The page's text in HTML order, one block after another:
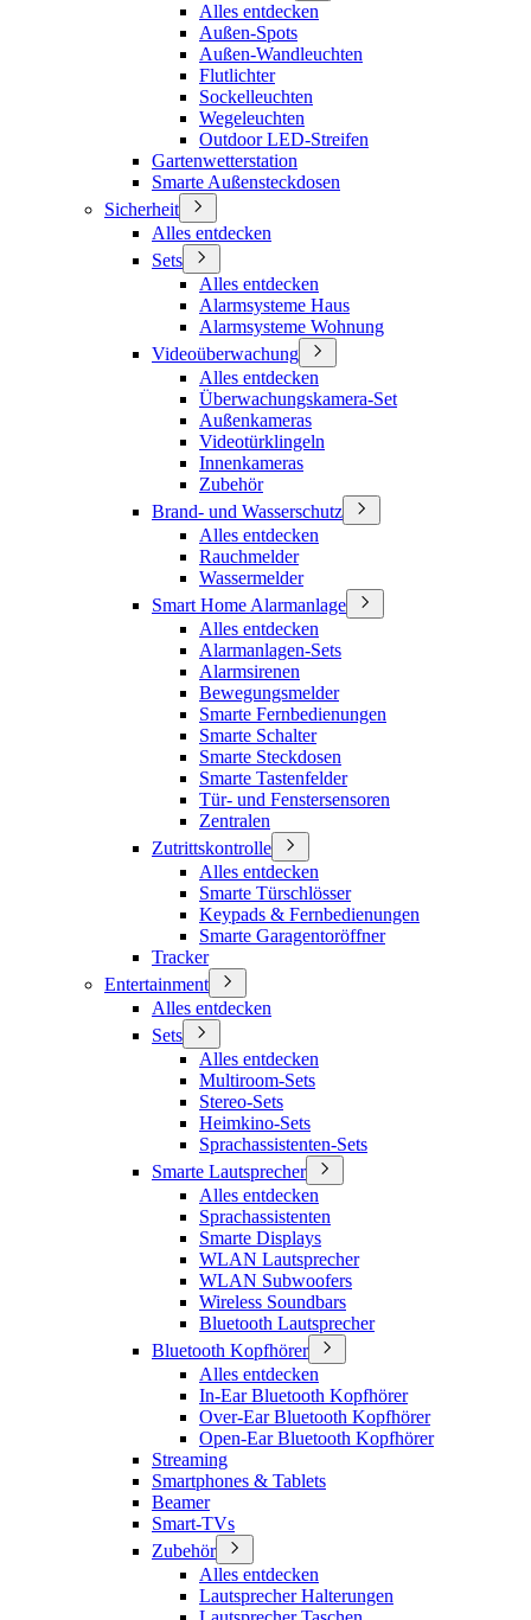
Alles entdecken
Außen-Spots
Außen-Wandleuchten
Flutlichter
Sockelleuchten
Wegeleuchten
Outdoor LED-Streifen
Gartenwetterstation
Smarte Außensteckdosen
Sicherheit
Alles entdecken
Sets
Alles entdecken
Alarmsysteme Haus
Alarmsysteme Wohnung
Videoüberwachung
Alles entdecken
Überwachungskamera-Set
Außenkameras
Videotürklingeln
Innenkameras
Zubehör
Brand- und Wasserschutz
Alles entdecken
Rauchmelder
Wassermelder
Smart Home Alarmanlage
Alles entdecken
Alarmanlagen-Sets
Alarmsirenen
Bewegungsmelder
Smarte Fernbedienungen
Smarte Schalter
Smarte Steckdosen
Smarte Tastenfelder
Tür- und Fenstersensoren
Zentralen
Zutrittskontrolle
Alles entdecken
Smarte Türschlösser
Keypads & Fernbedienungen
Smarte Garagentoröffner
Tracker
Entertainment
Alles entdecken
Sets
Alles entdecken
Multiroom-Sets
Stereo-Sets
Heimkino-Sets
Sprachassistenten-Sets
Smarte Lautsprecher
Alles entdecken
Sprachassistenten
Smarte Displays
WLAN Lautsprecher
WLAN Subwoofers
Wireless Soundbars
Bluetooth Lautsprecher
Bluetooth Kopfhörer
Alles entdecken
In-Ear Bluetooth Kopfhörer
Over-Ear Bluetooth Kopfhörer
Open-Ear Bluetooth Kopfhörer
Streaming
Smartphones & Tablets
Beamer
Smart-TVs
Zubehör
Alles entdecken
Lautsprecher Halterungen